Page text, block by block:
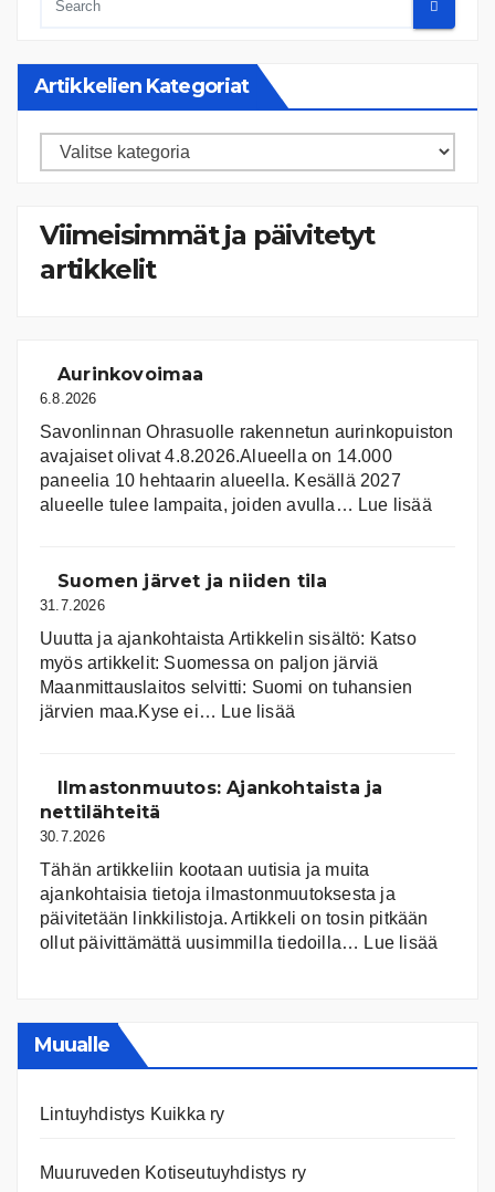
Artikkelien Kategoriat
Artikkelien
Viimeisimmät ja päivitetyt
artikkelit
Aurinkovoimaa
6.8.2026
Savonlinnan Ohrasuolle rakennetun aurinkopuiston
avajaiset olivat 4.8.2026.Alueella on 14.000
paneelia 10 hehtaarin alueella. Kesällä 2027
alueelle tulee lampaita, joiden avulla… Lue lisää:
Suomen järvet ja niiden tila
31.7.2026
Uuutta ja ajankohtaista Artikkelin sisältö: Katso
myös artikkelit: Suomessa on pal­jon jär­viä
Maanmittauslaitos selvitti: Suomi on tuhansien
järvien maa.Kyse ei… Lue lisää
ja
Ilmastonmuutos: Ajankohtaista ja
nettilähteitä
30.7.2026
Tähän artikkeliin kootaan uutisia ja muita
ajankohtaisia tietoja ilmastonmuutoksesta ja
päivitetään linkkilistoja. Artikkeli on tosin pitkään
ollut päivittämättä uusimmilla tiedoilla… Lue lisää
Muualle
Lintuyhdistys Kuikka ry
Muuruveden Kotiseutuyhdistys ry